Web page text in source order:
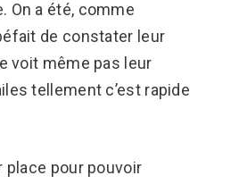
On a été, comme
de constater leur
voit même pas leur
tellement c’est rapide
place pour pouvoir